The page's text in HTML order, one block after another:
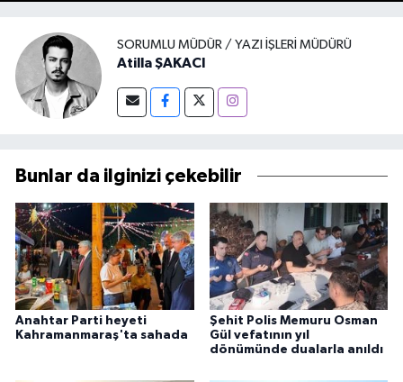
SORUMLU MÜDÜR / YAZI İŞLERI MÜDÜRÜ
Atilla ŞAKACI
Bunlar da ilginizi çekebilir
Anahtar Parti heyeti
Kahramanmaraş'ta sahada
Şehit Polis Memuru Osman
Gül vefatının yıl
dönümünde dualarla anıldı